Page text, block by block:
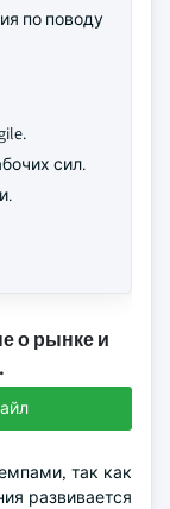
по поводу
сил.
о рынке и
так как
развивается